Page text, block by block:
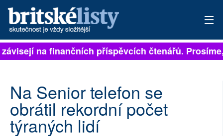
PŘIHLÁSIT
ARCHIV
ROZHOVORY
na finančních příspěvcích čtenářů.
Na Senior telefon se
obrátil rekordní počet
týraných lidí